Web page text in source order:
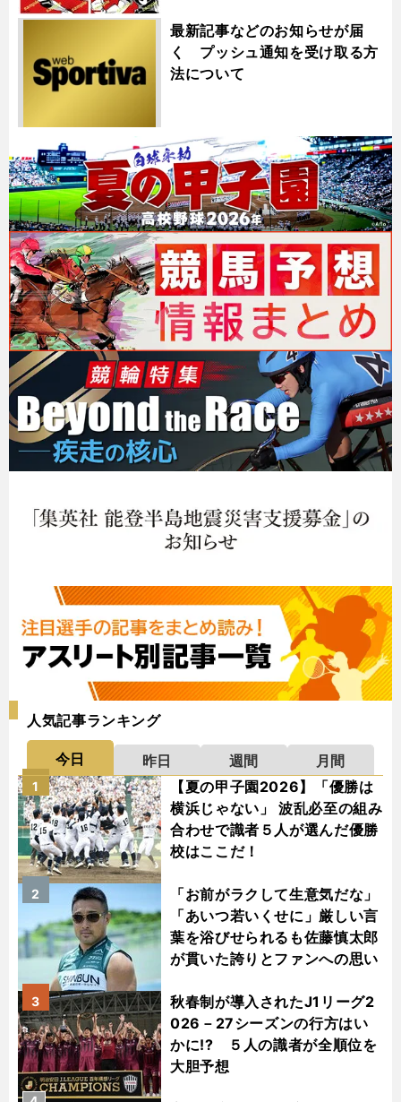
最新記事などのお知らせが届
く プッシュ通知を受け取る方
法について
人気記事ランキング
今日 昨日 週間
月間
【夏の甲子園2026】「優勝は
横浜じゃない」 波乱必至の組み
合わせで識者５人が選んだ優勝
校はここだ！
1
「お前がラクして生意気だな」
「あいつ若いくせに」厳しい言
葉を浴びせられるも佐藤慎太郎
が貫いた誇りとファンへの思い
2
秋春制が導入されたJ1リーグ2
026－27シーズンの行方はい
かに!? ５人の識者が全順位を
大胆予想
3